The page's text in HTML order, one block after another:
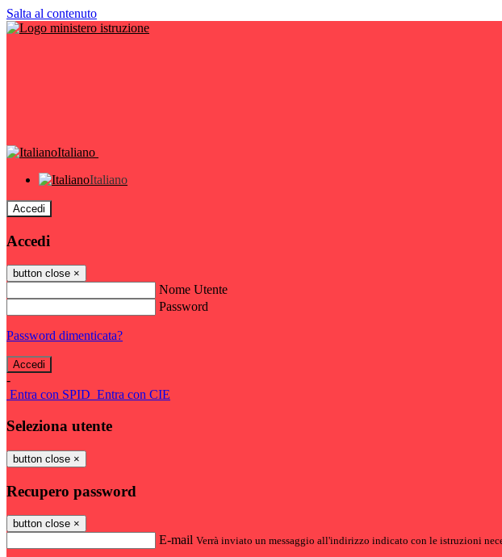
Salta al contenuto
Italiano
Italiano
Accedi
Accedi
button close ×
Nome Utente
Password
Password dimenticata?
-
Entra con SPID Entra con CIE
Seleziona utente
button close ×
Recupero password
button close ×
E-mail Verrà inviato un messaggio all'indirizzo indicato con le istruzioni